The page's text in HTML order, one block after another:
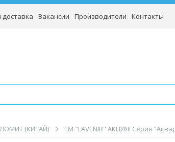
Вакансии Производители Контакты
(КИТАЙ) TM "LAVENIR" АКЦИЯ! Серия